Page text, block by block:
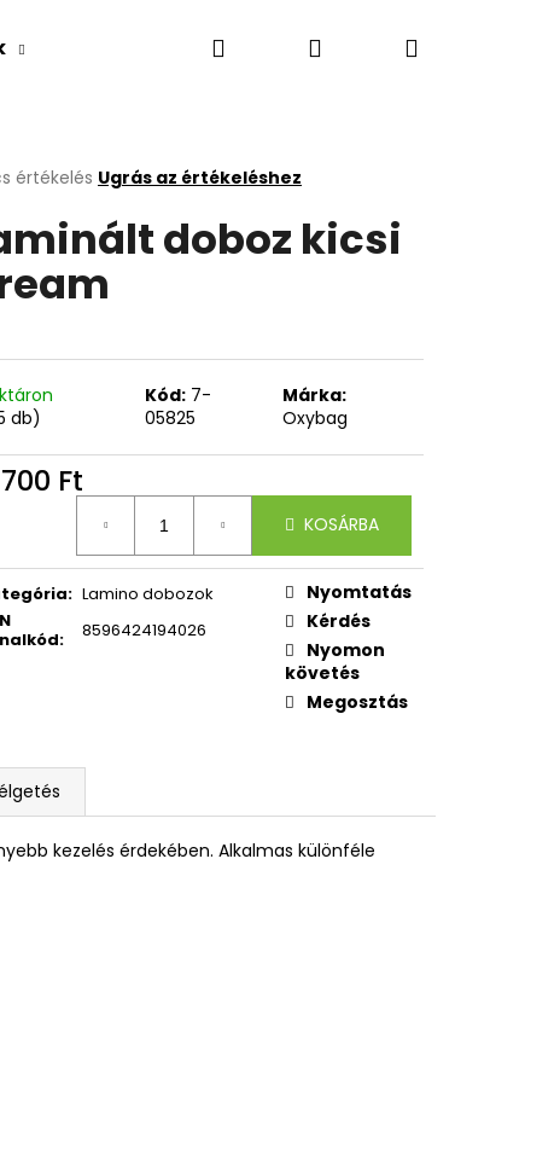
KeresésBejelentkezés
Kosár
értékelés Ugrás az értékeléshez
doboz kicsi
db)
Kód: 7-
05825
Márka:
Oxybag
Ft
KOSÁRBA
: Lamino dobozok
: 8596424194026
Nyomtatás
Kérdés
Nyomon
követés
Megosztás
kezelés érdekében. Alkalmas különféle